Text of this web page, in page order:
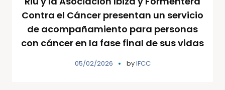
Contra el Cáncer presentan un servicio
de acompañamiento para personas
con cáncer en la fase final de sus vidas
05/02/2026 byIFCC